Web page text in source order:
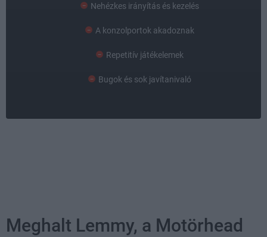
Nehézkes irányítás és kezelés
A konzolportok akadoznak
Repetitív játékelemek
Bugok és sok javítanivaló
Meghalt Lemmy, a Motörhead